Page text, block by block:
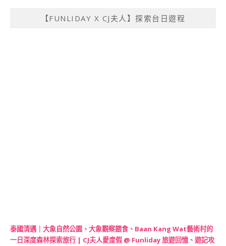
【FUNLIDAY X CJ夫人】探索台日遊程
泰國清邁｜大象自然公園、大象觀察餵食、Baan Kang Wat藝術村的
一日深度森林探索旅行 | CJ夫人愛度假 @ Funliday 旅遊回憶、遊記攻